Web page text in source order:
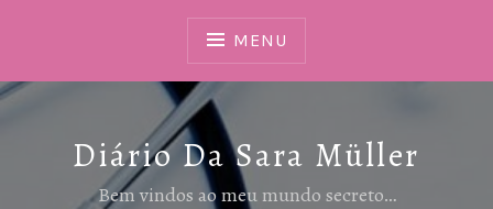
MENU
Diário Da Sara Müller
Bem vindos ao meu mundo secreto…